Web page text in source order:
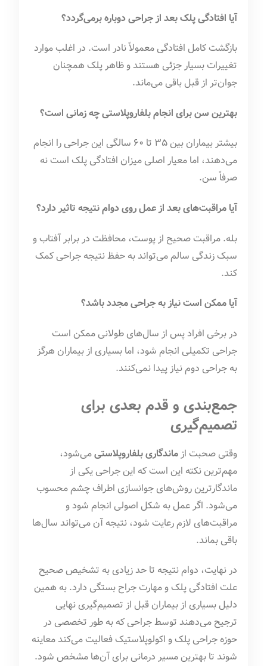
آیا افتادگی پلک بعد از جراحی دوباره برمی‌گردد؟
بازگشت کامل افتادگی معمولاً نادر است. در اغلب موارد
تغییرات بسیار جزئی هستند و ظاهر پلک همچنان
جوان‌تر از قبل باقی می‌ماند.
بهترین سن برای انجام بلفاروپلاستی چه زمانی است؟
بیشتر بیماران بین ۳۵ تا ۶۰ سالگی این جراحی را انجام
می‌دهند، اما معیار اصلی میزان افتادگی پلک است نه
صرفاً سن.
آیا مراقبت‌های بعد از عمل روی دوام نتیجه تاثیر دارد؟
بله. مراقبت صحیح از پوست، محافظت در برابر آفتاب و
سبک زندگی سالم می‌تواند به حفظ نتیجه جراحی کمک
کند.
آیا ممکن است نیاز به جراحی مجدد باشد؟
در برخی افراد پس از سال‌های طولانی ممکن است
جراحی تکمیلی انجام شود، اما بسیاری از بیماران هرگز
به جراحی دوم نیاز پیدا نمی‌کنند.
جمع‌بندی و قدم بعدی برای
تصمیم‌گیری
وقتی صحبت ازماندگاری بلفاروپلاستیمی‌شود،
مهم‌ترین نکته این است که این جراحی یکی از
ماندگارترین روش‌های جوانسازی اطراف چشم محسوب
می‌شود. اگر عمل به شکل اصولی انجام شود و
مراقبت‌های لازم رعایت شود، نتیجه آن می‌تواند سال‌ها
باقی بماند.
در نهایت، دوام نتیجه تا حد زیادی به تشخیص صحیح
علت افتادگی پلک و مهارت جراح بستگی دارد. به همین
دلیل بسیاری از بیماران قبل از تصمیم‌گیری نهایی
ترجیح می‌دهند توسط جراحی که به طور تخصصی در
حوزه جراحی پلک و اکولوپلاستیک فعالیت می‌کند معاینه
شوند تا بهترین مسیر درمانی برای آن‌ها مشخص شود.